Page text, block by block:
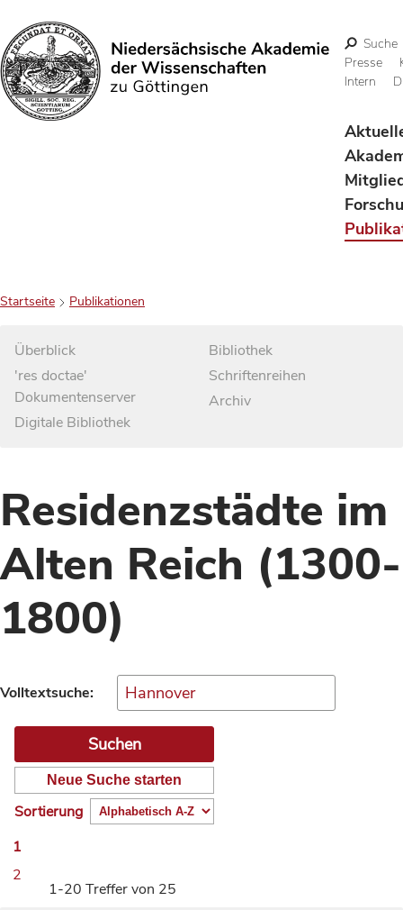
Suchen
Suche
Presse
Intern
Startseite Publikationen
Überblick
'res doctae'
Dokumentenserver
Digitale Bibliothek
Bibliothek
Schriftenreihen
Archiv
Residenzstädte im
Alten Reich (1300-
1800)
Volltextsuche:
Neue Suche starten
Sortierung
1
2
1-20 Treffer von 25